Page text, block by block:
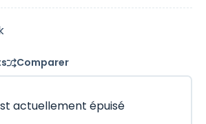
Comparer
actuellement épuisé